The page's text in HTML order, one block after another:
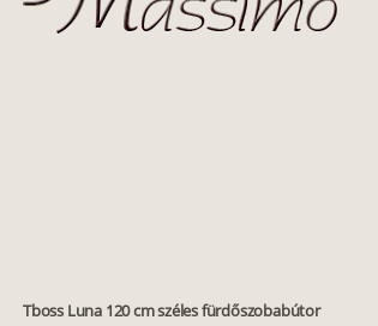
Tboss Luna 120 cm széles fürdőszobabútor